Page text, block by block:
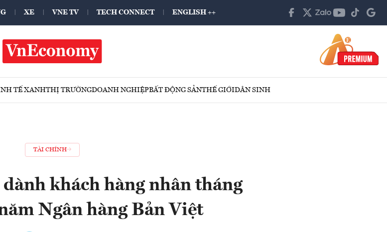
XE VNE TV TECH CONNECT ENGLISH ++
TẾ XANHTHỊ TRƯỜNGDOANH NGHIỆPBẤT ĐỘNG SẢNTHẾ GIỚIDÂN SINH
TÀI CHÍNH
khách hàng nhân tháng
Ngân hàng Bản Việt